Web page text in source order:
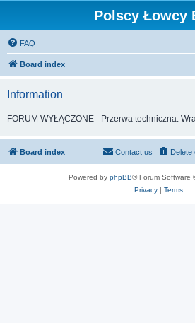
Polscy Łowcy
FAQ
Board index
Information
FORUM WYŁĄCZONE - Przerwa techniczna.
Board index Delete
Contact us
Powered by phpBB® Forum Software
Privacy| Terms